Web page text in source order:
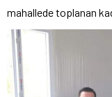
mahallede toplanan